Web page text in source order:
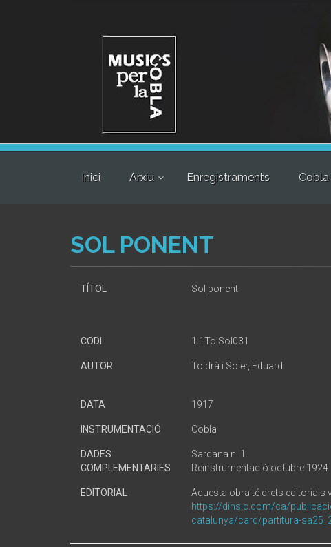
Inici Arxiu Enregistraments
SOL PONENT
TÍTOL Sol ponent
CODI 1.1TolSol031
AUTOR Toldrà i Soler, Eduard
DATA 1917
INSTRUMENTACIÓ Cobla
DADES
COMPLEMENTARIES
Sardana n. 1.
Reinstrumentació octubre 1924
EDITORIAL
Aquesta obra té drets
https://dinsic.com/ca/
catalunya/card/partitura-